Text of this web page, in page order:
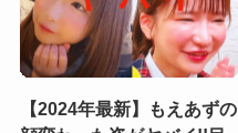
【2024年最新】もえあずの